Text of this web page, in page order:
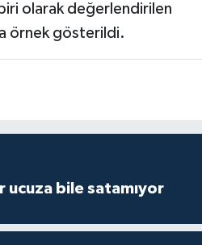
olarak değerlendirilen
örnek gösterildi.
ucuza bile satamıyor